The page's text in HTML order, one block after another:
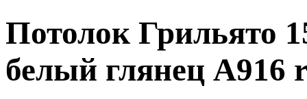
Потолок Грильято
белый глянец А916